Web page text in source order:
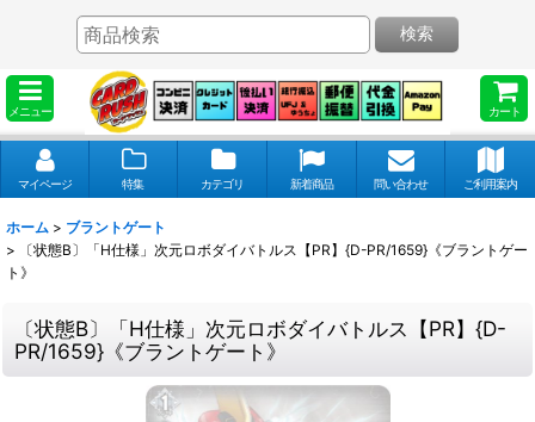
メニュー カート
検索
マイページ 特集 カテゴリ 新着商品 問い合わせ ご利用案内
ホーム > ブラントゲート
>
〔状態B〕「H仕様」次元ロボダイバトルス【PR】{D-PR/1659}《ブラントゲー
ト》
〔状態B〕「H仕様」次元ロボダイバトルス【PR】{D-
PR/1659}《ブラントゲート》